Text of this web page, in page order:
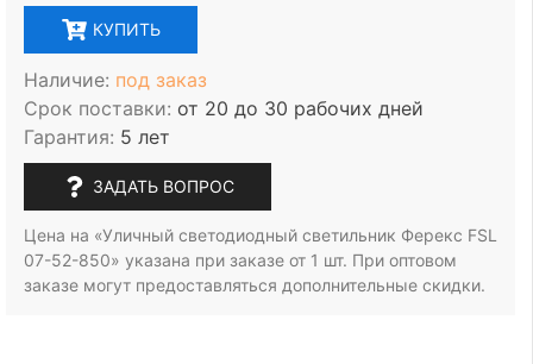
КУПИТЬ
Наличие: под заказ
Срок поставки: от 20 до 30 рабочих дней
Гарантия: 5 лет
ЗАДАТЬ ВОПРОС
Цена на «Уличный светодиодный светильник Ферекс FSL
07-52-850» указана при заказе от 1 шт. При оптовом
заказе могут предоставляться дополнительные скидки.